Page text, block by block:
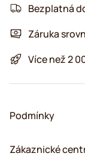
Bezplatná
Záruka
Více než 2
Podmínky
Zákaznické